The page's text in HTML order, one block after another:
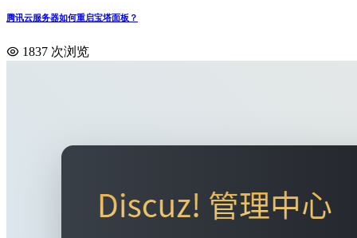
腾讯云服务器如何重启宝塔面板？
1837 次浏览